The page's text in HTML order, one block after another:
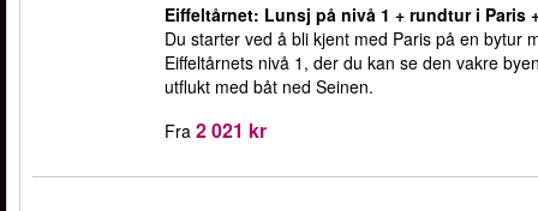
Eiffeltårnet: Lunsj på nivå 1 + rundtur i Paris
Du starter ved å bli kjent med Paris på en bytur
Eiffeltårnets nivå 1, der du kan se den vakre
utflukt med båt ned Seinen.
Fra 2 021 kr